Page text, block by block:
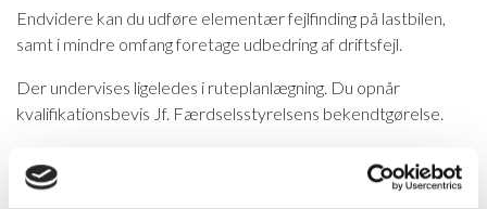
Endvidere kan du udføre elementær fejlfinding på lastbilen,
samt i mindre omfang foretage udbedring af driftsfejl.
Der undervises ligeledes i ruteplanlægning. Du opnår
kvalifikationsbevis Jf. Færdselsstyrelsens bekendtgørelse.
lastbilkørekortet tages på 30 dage)